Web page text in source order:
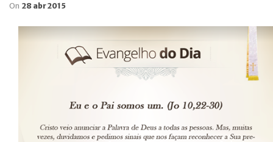
On 28 abr 2015